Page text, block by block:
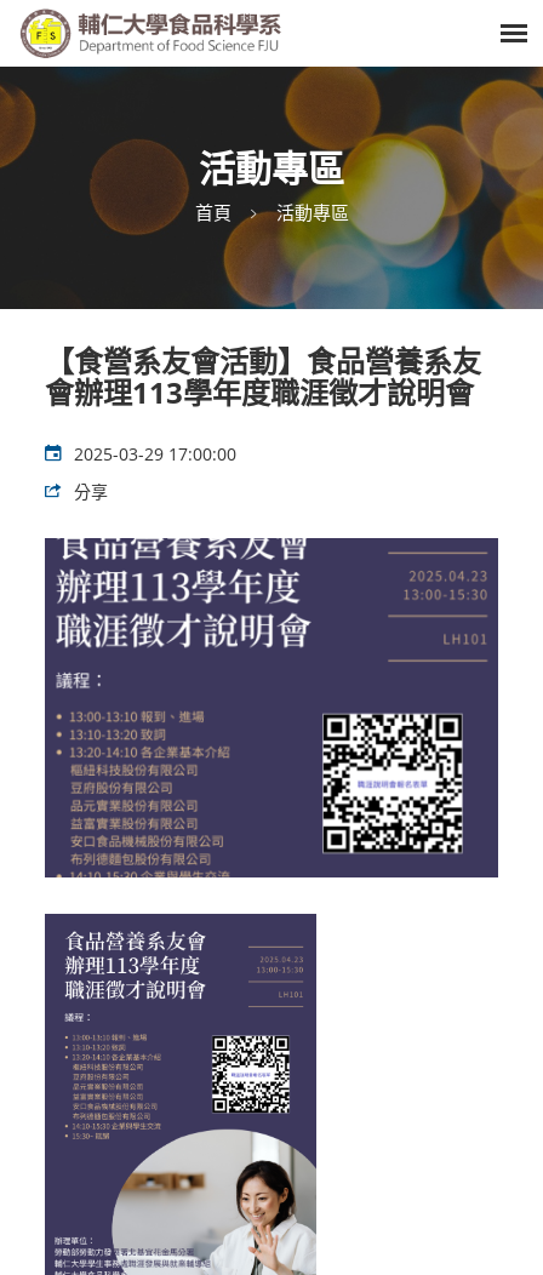
活動專區
首頁 活動專區
【食營系友會活動】食品營養系友
會辦理113學年度職涯徵才說明會
2025-03-29 17:00:00
分享